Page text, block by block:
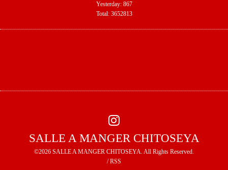
Yesterday: 867
Total: 3652813
SALLE A MANGER CHITOSEYA
©2026 SALLE A MANGER CHITOSEYA. All Rights Reserved.
/RSS